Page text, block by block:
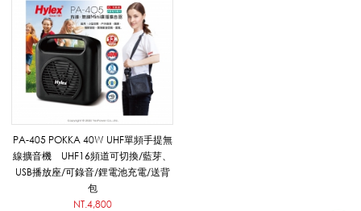
迷
你
隨
PA-405 POKKA 40W UHF單頻手提無
線擴音機 UHF16頻道可切換/藍芽、
USB播放座/可錄音/鋰電池充電/送背
包
NT.4,800